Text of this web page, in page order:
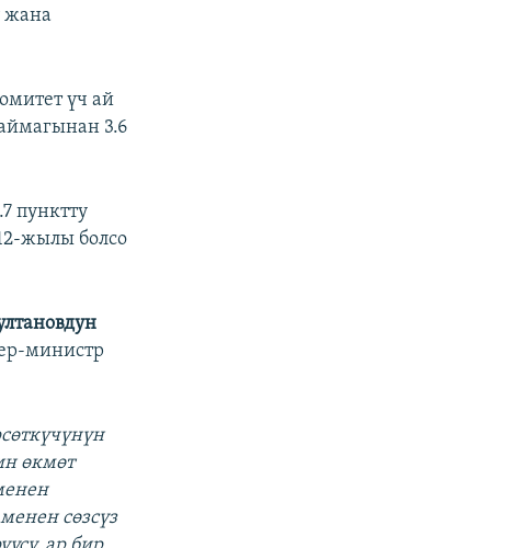
жана
үч ай
3.6
пунктту
жылы болсо
министр
өкмөт
сөзсүз